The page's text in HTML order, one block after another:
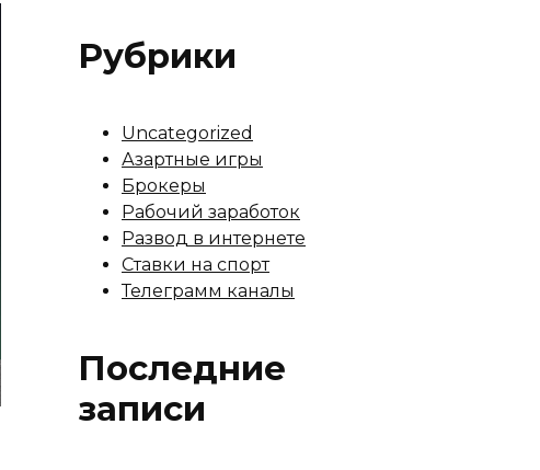
Рубрики
Uncategorized
Азартные игры
Брокеры
Рабочий заработок
Развод в интернете
Ставки на спорт
Телеграмм каналы
Последние
записи